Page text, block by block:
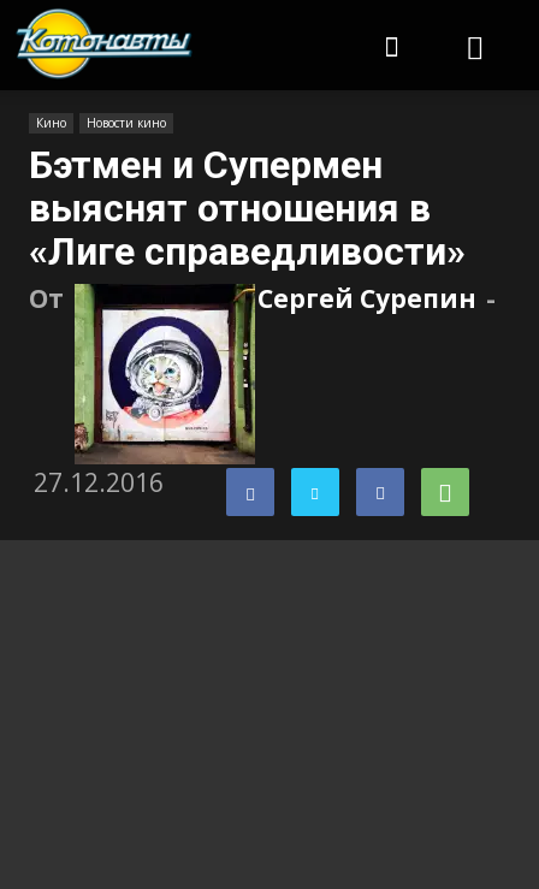
Кино Новости кино
Бэтмен и Супермен
выяснят отношения в
«Лиге справедливости»
От Сергей Сурепин -
27.12.2016